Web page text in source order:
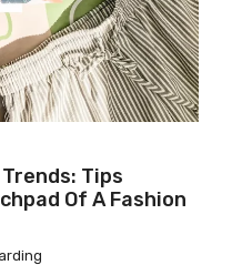
Tips
Of A Fashion